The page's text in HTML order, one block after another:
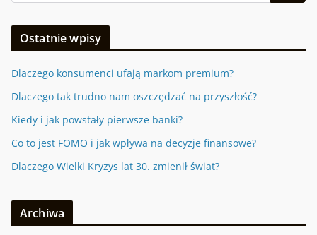
Ostatnie wpisy
Dlaczego konsumenci ufają markom premium?
Dlaczego tak trudno nam oszczędzać na przyszłość?
Kiedy i jak powstały pierwsze banki?
Co to jest FOMO i jak wpływa na decyzje finansowe?
Dlaczego Wielki Kryzys lat 30. zmienił świat?
Archiwa